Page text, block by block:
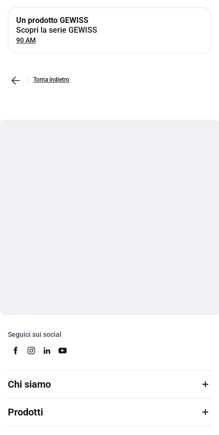
Un prodotto GEWISS
Scopri la serie GEWISS
90 AM
Torna indietro
Seguici sui social
Chi siamo
Prodotti